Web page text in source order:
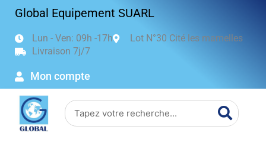
Global Equipement SUARL
Lun - Ven: 09h -17h
Lot N°30 Cité les mamelles
Livraison 7j/7
Mon compte
Search